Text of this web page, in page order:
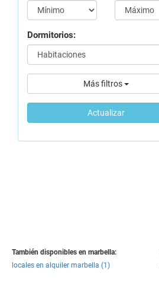
Dormitorios:
Más filtros
Actualizar
También disponibles en marbella:
locales en alquiler marbella (1)